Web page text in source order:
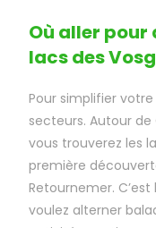
Où aller
lacs des
Pour simplifier
secteurs. Autour
vous trouverez les
première
Retournemer.
voulez alterner